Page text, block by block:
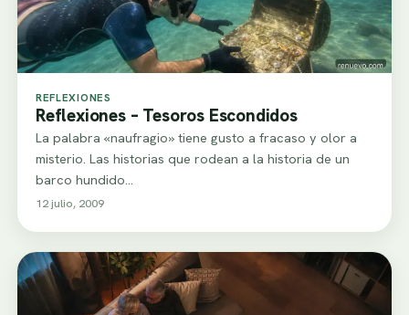
REFLEXIONES
Reflexiones – Tesoros Escondidos
La palabra «naufragio» tiene gusto a fracaso y olor a
misterio. Las historias que rodean a la historia de un
barco hundido…
12 julio, 2009